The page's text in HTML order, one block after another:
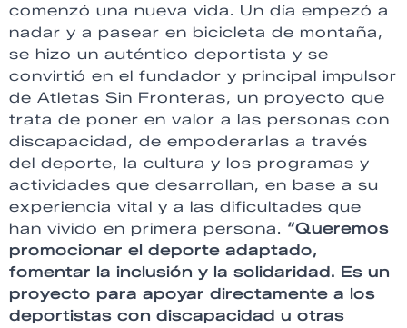
comenzó una nueva vida. Un día empezó a
nadar y a pasear en bicicleta de montaña,
se hizo un auténtico deportista y se
convirtió en el fundador y principal impulsor
de Atletas Sin Fronteras, un proyecto que
trata de poner en valor a las personas con
discapacidad, de empoderarlas a través
del deporte, la cultura y los programas y
actividades que desarrollan, en base a su
experiencia vital y a las dificultades que
han vivido en primera persona. “Queremos
promocionar el deporte adaptado,
fomentar la inclusión y la solidaridad. Es un
proyecto para apoyar directamente a los
deportistas con discapacidad u otras